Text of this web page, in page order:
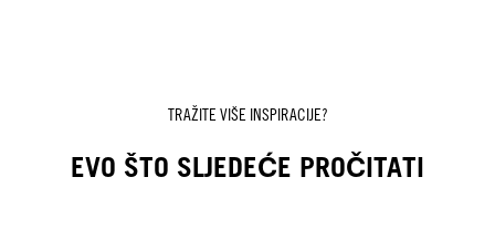
TRAŽITE VIŠE INSPIRACIJE?
EVO ŠTO SLJEDEĆE PROČITATI